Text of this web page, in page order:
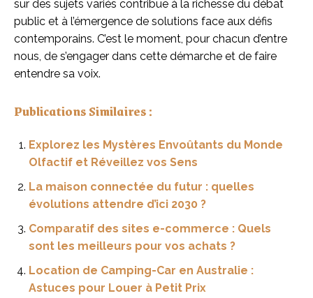
sur des sujets variés contribue à la richesse du débat
public et à l’émergence de solutions face aux défis
contemporains. C’est le moment, pour chacun d’entre
nous, de s’engager dans cette démarche et de faire
entendre sa voix.
Publications Similaires :
Explorez les Mystères Envoûtants du Monde
Olfactif et Réveillez vos Sens
La maison connectée du futur : quelles
évolutions attendre d’ici 2030 ?
Comparatif des sites e-commerce : Quels
sont les meilleurs pour vos achats ?
Location de Camping-Car en Australie :
Astuces pour Louer à Petit Prix